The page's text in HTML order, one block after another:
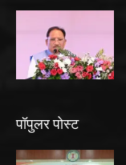
पॉपुलर पोस्ट